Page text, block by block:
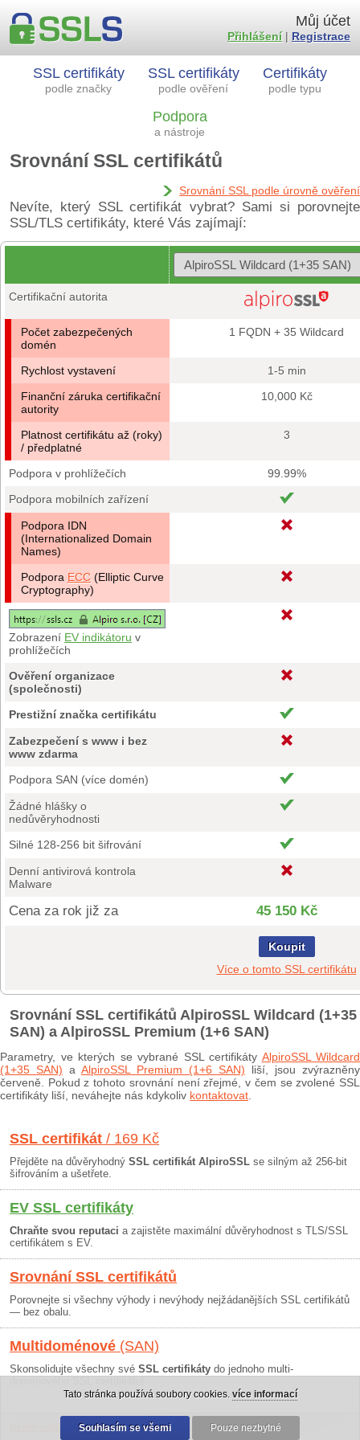
SSL certifikáty
podle značky
SSL certifikáty
podle ověření
Certifikáty
podle typu
Podpora
a nástroje
Můj účet
Přihlášení| Registrace
Srovnání SSL certifikátů
Srovnání SSL podle úrovně ověření
Nevíte, který SSL certifikát vybrat? Sami si porovnejte
SSL/TLS certifikáty, které Vás zajímají:
Certifikační autorita
Počet zabezpečených
domén
1 FQDN + 35 Wildcard
Rychlost vystavení
1-5 min
Finanční záruka certifikační
autority
10,000 Kč
Platnost certifikátu až (roky)
/ předplatné
3
Podpora v prohlížečích
99.99%
Podpora mobilních zařízení
Podpora IDN
(Internationalized Domain
Names)
Podpora ECC (Elliptic Curve
Cryptography)
Zobrazení EV indikátoru v
prohlížečích
Ověření organizace
(společnosti)
Prestižní značka certifikátu
Zabezpečení s www i bez
www zdarma
Podpora SAN (více domén)
Žádné hlášky o
nedůvěryhodnosti
Silné 128-256 bit šifrování
Denní antivirová kontrola
Malware
Cena za rok již za 45 150 Kč
Koupit
Více o tomto SSL certifikátu
Srovnání SSL certifikátů AlpiroSSL Wildcard (1+35
SAN) a AlpiroSSL Premium (1+6 SAN)
Parametry, ve kterých se vybrané SSL certifikáty AlpiroSSL Wildcard
(1+35 SAN) a AlpiroSSL Premium (1+6 SAN) liší, jsou zvýrazněny
červeně. Pokud z tohoto srovnání není zřejmé, v čem se zvolené SSL
certifikáty liší, neváhejte nás kdykoliv kontaktovat
SSL certifikát / 169 Kč
Přejděte na důvěryhodný SSL certifikát AlpiroSSL se silným až 256-bit
šifrováním a ušetřete.
EV SSL certifikáty
Chraňte svou reputaci a zajistěte maximální důvěryhodnost s TLS/SSL
certifikátem s EV.
Srovnání SSL certifikátů
Porovnejte si všechny výhody i nevýhody nejžádanějších SSL certifikátů
— bez obalu.
Multidoménové (SAN)
Skonsolidujte všechny své SSL certifikáty do jednoho multi-
Obchodní podmínky|30 dní záruka
Tato stránka používá soubory cookies. více informací
Souhlasím se všemi Pouze nezbytné